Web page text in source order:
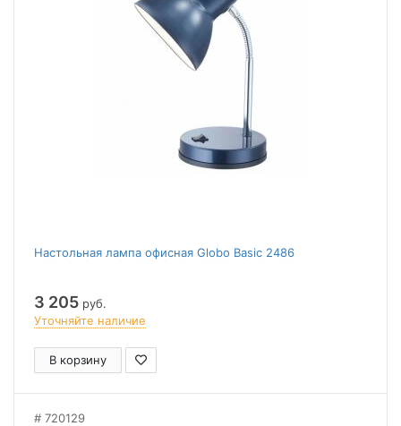
Настольная лампа офисная Globo Basic 2486
3 205 руб.
Уточняйте наличие
В корзину
720129